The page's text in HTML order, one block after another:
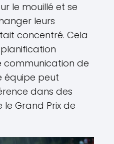
le mouillé et se
leurs
concentré. Cela
communication de
équipe peut
dans des
Grand Prix de